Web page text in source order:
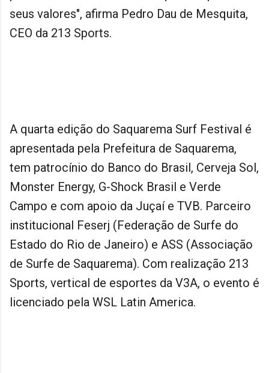
seus valores", afirma Pedro Dau de Mesquita,
CEO da 213 Sports.
A quarta edição do Saquarema Surf Festival é
apresentada pela Prefeitura de Saquarema,
tem patrocínio do Banco do Brasil, Cerveja Sol,
Monster Energy, G-Shock Brasil e Verde
Campo e com apoio da Juçaí e TVB. Parceiro
institucional Feserj (Federação de Surfe do
Estado do Rio de Janeiro) e ASS (Associação
de Surfe de Saquarema). Com realização 213
Sports, vertical de esportes da V3A, o evento é
licenciado pela WSL Latin America.